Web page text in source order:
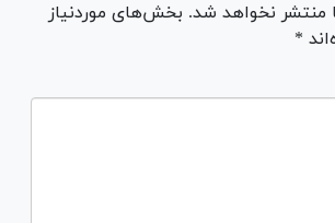
منتشر نخواهد شد. بخش‌های موردنیاز
*